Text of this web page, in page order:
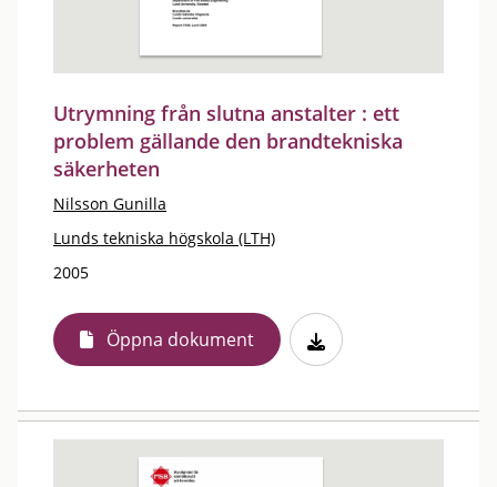
Utrymning från slutna anstalter : ett
problem gällande den brandtekniska
säkerheten
Nilsson Gunilla
Lunds tekniska högskola (LTH)
2005
Öppna dokument